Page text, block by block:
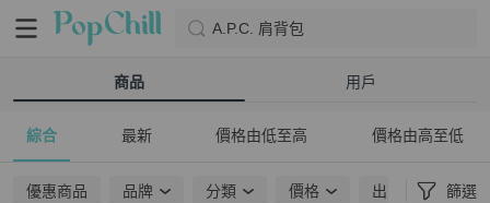
A.P.C. 肩背包
商品 用戶
綜合 最新 價格由低至高 價格由高至低
優惠商品 品牌 分類 價格 出貨地點 篩選